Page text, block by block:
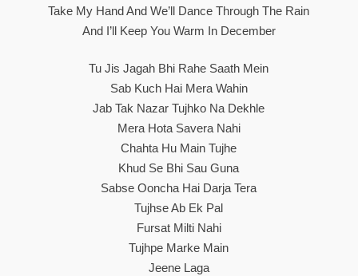
Take My Hand And We’ll Dance Through The Rain
And I’ll Keep You Warm In December
Tu Jis Jagah Bhi Rahe Saath Mein
Sab Kuch Hai Mera Wahin
Jab Tak Nazar Tujhko Na Dekhle
Mera Hota Savera Nahi
Chahta Hu Main Tujhe
Khud Se Bhi Sau Guna
Sabse Ooncha Hai Darja Tera
Tujhse Ab Ek Pal
Fursat Milti Nahi
Tujhpe Marke Main
Jeene Laga